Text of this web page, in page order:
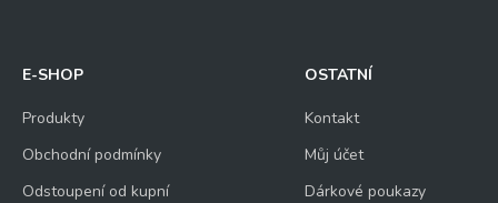
E-SHOP
Produkty
Obchodní podmínky
Odstoupení od kupní
OSTATNÍ
Kontakt
Můj účet
Dárkové poukazy